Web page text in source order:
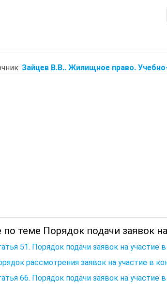
Зайцев В.В.. Жилищное право.
по теме Порядок подачи заявок
51. Порядок подачи заявок на участие
рассмотрения заявок на участие в
66. Порядок подачи заявок на участие